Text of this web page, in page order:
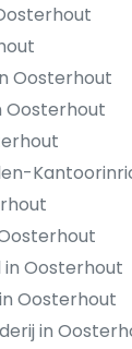
Oosterhout
Oosterhout
in Oosterhout
Oosterhout
in